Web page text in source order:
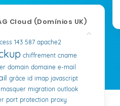
Cloud (Domínios UK)
143 587 apache2
chiffrement cname
domain domaine e-mail
grâce id imap javascript
masquer migration outlook
port protection proxy